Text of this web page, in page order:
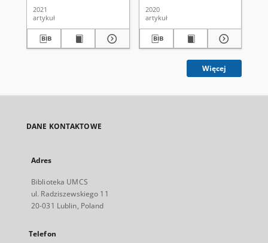
2021
artykuł
2020
artykuł
Więcej
DANE KONTAKTOWE
Adres
Biblioteka UMCS
ul. Radziszewskiego 11
20-031 Lublin, Poland
Telefon